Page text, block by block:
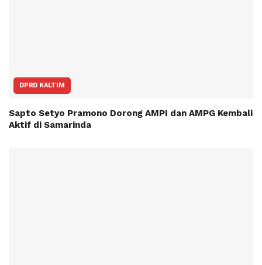
DPRD KALTIM
Sapto Setyo Pramono Dorong AMPI dan AMPG Kembali
Aktif di Samarinda